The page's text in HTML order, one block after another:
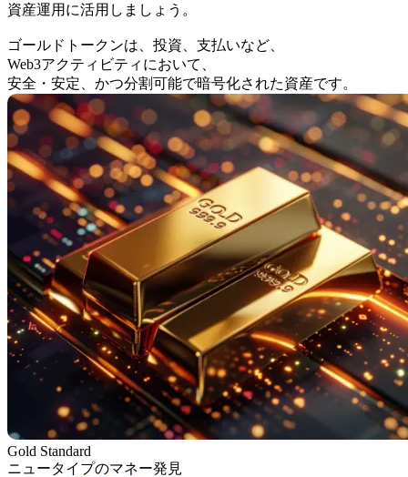
資産運用に活用しましょう。
ゴールドトークンは、投資、支払いなど、
Web3アクティビティにおいて、
安全・安定、かつ分割可能で暗号化された資産です。
Gold Standard
ニュータイプのマネー発見